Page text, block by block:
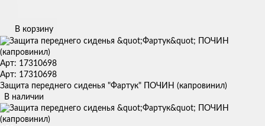
В корзину
Арт: 17310698
Арт: 17310698
Защита переднего сиденья "Фартук" ПОЧИН (капровинил)
В наличии